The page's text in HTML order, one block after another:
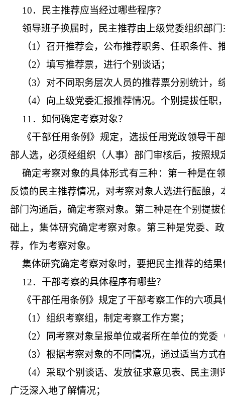
10．民主推荐应当经过哪些程序？
领导班子换届时，民主推荐由上级党委组织部
（1）召开推荐会，公布推荐职务、任职条件
（2）填写推荐票，进行个别谈话；
（3）对不同职务层次人员的推荐票分别统计，
（4）向上级党委汇报推荐情况。个别提拔任
11．如何确定考察对象？
《干部任用条例》规定，选拔任用党政领导
部人选，必须经组织（人事）部门审核后，按照规
确定考察对象的具体形式有三种：第一种是在
反馈的民主推荐情况，对考察对象人选进行酝酿
部门沟通后，确定考察对象。第二种是在个别提
础上，集体研究确定考察对象。第三种是党委、
荐，作为考察对象。
集体研究确定考察对象时，要把民主推荐的结
12．干部考察的具体程序有哪些？
《干部任用条例》规定了干部考察工作的六项
（1）组织考察组，制定考察工作方案；
（2）同考察对象呈报单位或者所在单位的党
（3）根据考察对象的不同情况，通过适当方
（4）采取个别谈话、发放征求意见表、民主
广泛深入地了解情况；